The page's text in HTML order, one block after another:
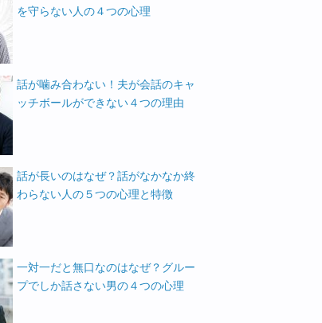
を守らない人の４つの心理
話が噛み合わない！夫が会話のキャ
ッチボールができない４つの理由
話が長いのはなぜ？話がなかなか終
わらない人の５つの心理と特徴
一対一だと無口なのはなぜ？グルー
プでしか話さない男の４つの心理